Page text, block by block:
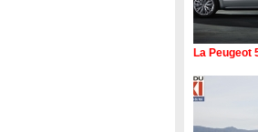
La Peugeot